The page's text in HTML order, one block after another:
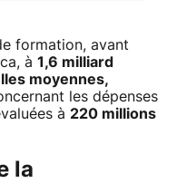
formation, avant
à 1,6 milliard
moyennes,
les dépenses
à 220 millions
la